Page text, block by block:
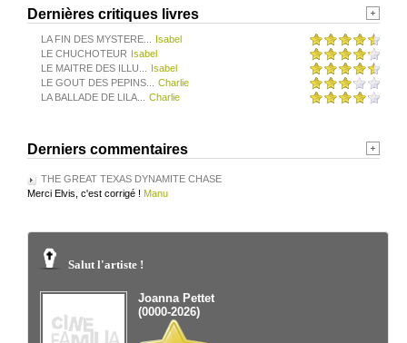
Dernières critiques livres
LA FIN DES MYSTERE...
Isabel
LE CHUCHOTEUR Isabel
LE MAITRE DES ILLU...
Isabel
LE GOUT DES PEPINS...
Charlie
LA BALLADE DE LILA...
Charlie
Derniers commentaires
THE GREAT TEXAS DYNAMITE CHASE
Merci Elvis, c'est corrigé ! Manu
Salut l'artiste !
Joanna Pettet
(0000-2026)